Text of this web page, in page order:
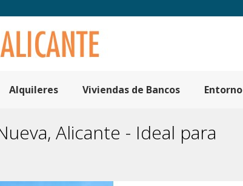
Alquileres Viviendas de Bancos Entorno
Alicante - Ideal para